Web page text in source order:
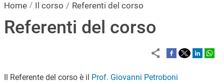
Home Il corso Referenti del corso
Referenti del corso
Il Referente del corso è il Prof. Giovanni Petroboni